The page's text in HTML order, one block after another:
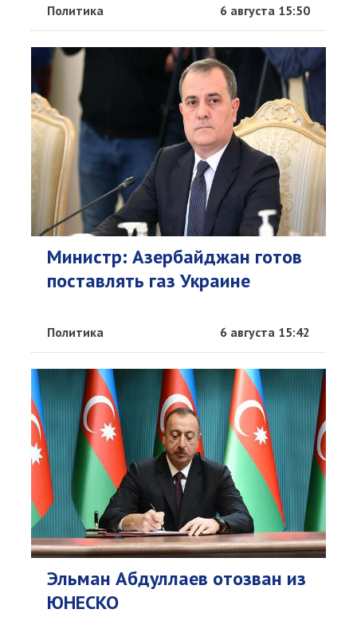
Политика 6 августа 15:50
Министр: Азербайджан готов
поставлять газ Украине
Политика 6 августа 15:42
Эльман Абдуллаев отозван из
ЮНЕСКО